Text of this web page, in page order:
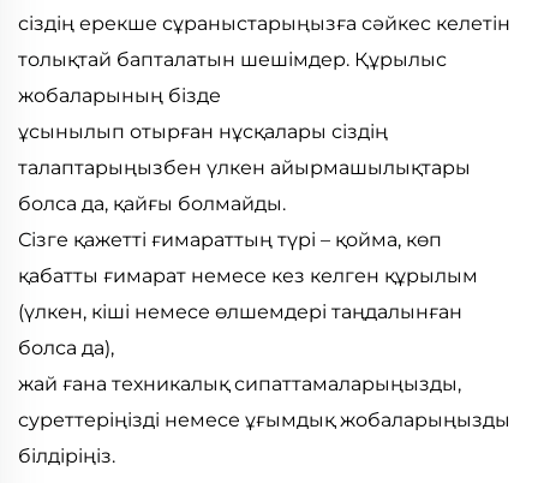
сіздің ерекше сұраныстарыңызға сәйкес келетін
толықтай бапталатын шешімдер. Құрылыс
жобаларының бізде
ұсынылып отырған нұсқалары сіздің
талаптарыңызбен үлкен айырмашылықтары
болса да, қайғы болмайды.
Сізге қажетті ғимараттың түрі – қойма, көп
қабатты ғимарат немесе кез келген құрылым
(үлкен, кіші немесе өлшемдері таңдалынған
болса да),
жай ғана техникалық сипаттамаларыңызды,
суреттеріңізді немесе ұғымдық жобаларыңызды
білдіріңіз.